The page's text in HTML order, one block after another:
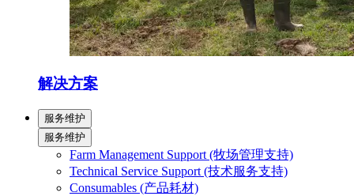
解决方案
服务维护
服务维护
Farm Management Support (牧场管理支持)
Technical Service Support (技术服务支持)
Consumables (产品耗材)